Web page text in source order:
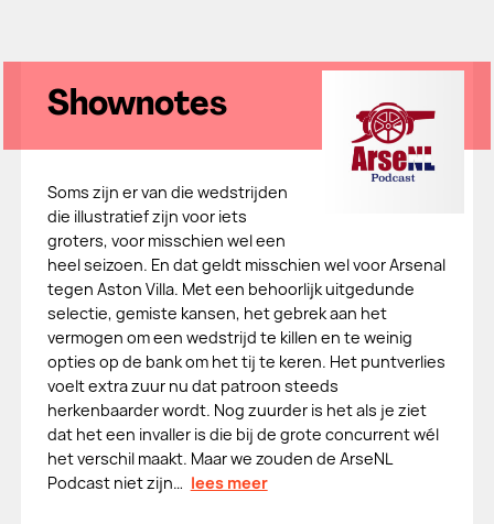
Shownotes
Soms zijn er van die wedstrijden
die illustratief zijn voor iets
groters, voor misschien wel een
heel seizoen. En dat geldt misschien wel voor Arsenal
tegen Aston Villa. Met een behoorlijk uitgedunde
selectie, gemiste kansen, het gebrek aan het
vermogen om een wedstrijd te killen en te weinig
opties op de bank om het tij te keren. Het puntverlies
voelt extra zuur nu dat patroon steeds
herkenbaarder wordt. Nog zuurder is het als je ziet
dat het een invaller is die bij de grote concurrent wél
het verschil maakt. Maar we zouden de ArseNL
Podcast niet zijn… lees meer